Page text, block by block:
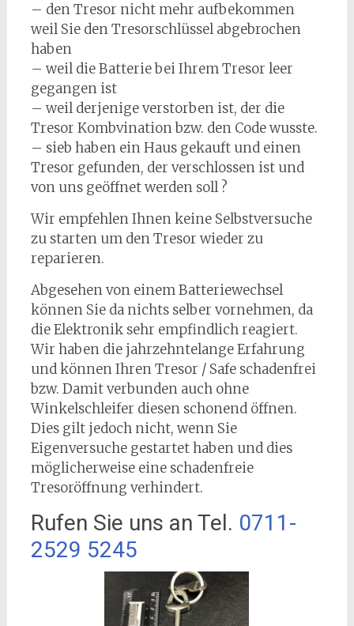
– den Tresor nicht mehr aufbekommen
weil Sie den Tresorschlüssel abgebrochen
haben
– weil die Batterie bei Ihrem Tresor leer
gegangen ist
– weil derjenige verstorben ist, der die
Tresor Kombvination bzw. den Code wusste.
– sieb haben ein Haus gekauft und einen
Tresor gefunden, der verschlossen ist und
von uns geöffnet werden soll ?
Wir empfehlen Ihnen keine Selbstversuche
zu starten um den Tresor wieder zu
reparieren.
Abgesehen von einem Batteriewechsel
können Sie da nichts selber vornehmen, da
die Elektronik sehr empfindlich reagiert.
Wir haben die jahrzehntelange Erfahrung
und können Ihren Tresor / Safe schadenfrei
bzw. Damit verbunden auch ohne
Winkelschleifer diesen schonend öffnen.
Dies gilt jedoch nicht, wenn Sie
Eigenversuche gestartet haben und dies
möglicherweise eine schadenfreie
Tresoröffnung verhindert.
Rufen Sie uns an Tel. 0711-
2529 5245